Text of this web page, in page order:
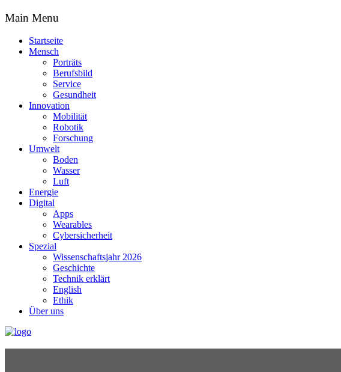
Main Menu
Startseite
Mensch
Porträts
Berufsbild
Service
Gesundheit
Innovation
Mobilität
Robotik
Forschung
Umwelt
Boden
Wasser
Luft
Energie
Digital
Apps
Wearables
Cybersicherheit
Spezial
Wissenschaftsjahr 2026
Geschichte
Technik erklärt
English
Ethik
Über uns